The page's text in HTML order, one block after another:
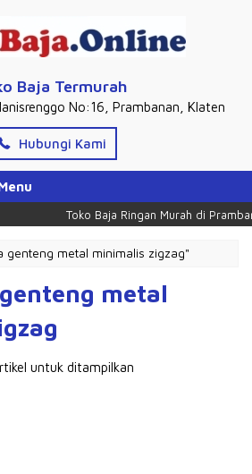
Baja Termurah
No:16, Prambanan, Klaten
Hubungi Kami
Toko Baja Ringan Murah di
genteng metal minimalis zigzag"
metal
untuk ditampilkan